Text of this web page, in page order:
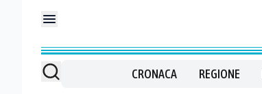
CRONACA REGIONE